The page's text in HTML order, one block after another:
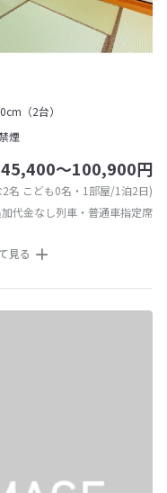
（2台）
煙
45,400～100,900円
2名 こども0名・1部屋/1泊2日)
代金なし列車・普通車指定席
見る